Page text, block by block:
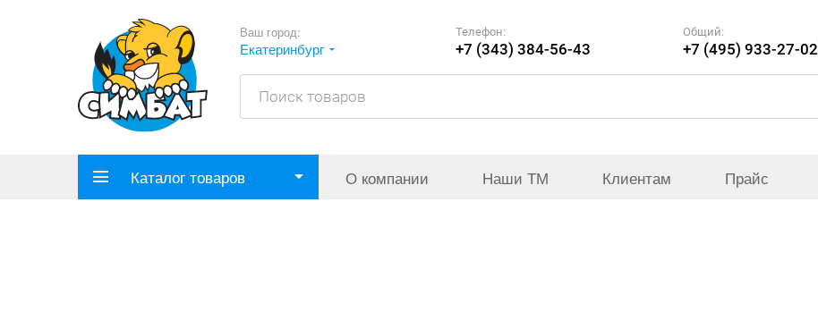
Ваш город:
Екатеринбург
Телефон:
+7 (343) 384-56-43
Общий:
+7 (495) 933-27-02
Каталог товаров О компании Наши ТМ Клиентам Прайс